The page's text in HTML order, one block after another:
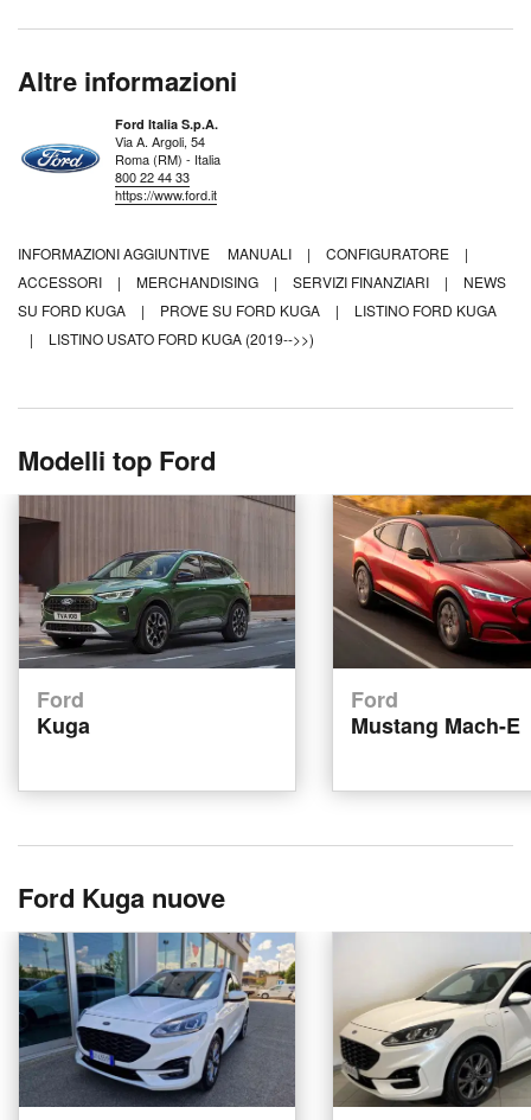
Altre informazioni
Ford Italia S.p.A.
Via A. Argoli, 54
Roma (RM) - Italia
800 22 44 33
https://www.ford.it
INFORMAZIONI AGGIUNTIVE MANUALI | CONFIGURATORE
|
ACCESSORI
| MERCHANDISING | SERVIZI FINANZIARI |
NEWS
SU FORD KUGA
| PROVE SU FORD KUGA |
LISTINO FORD KUGA
|
LISTINO USATO FORD KUGA (2019-->>)
Modelli top Ford
Ford
Kuga
Ford
Mustang Mach-E
Ford Kuga nuove